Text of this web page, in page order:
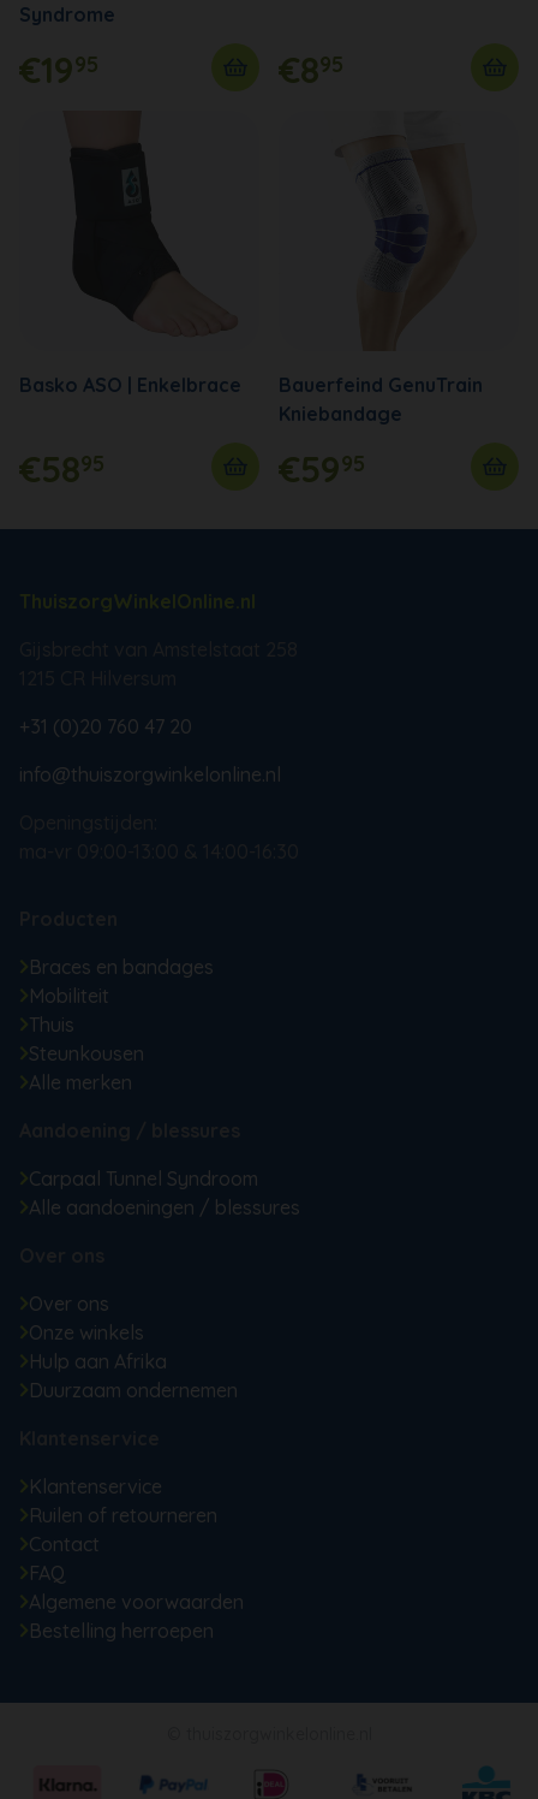
Syndrome
€1995 €895
Basko ASO | Enkelbrace
€5895
Bauerfeind GenuTrain
Kniebandage
€5995
+31 (0)20 760 47 20
info@thuiszorgwinkelonline.nl
Braces en bandages
Mobiliteit
Thuis
Steunkousen
Alle merken
Carpaal Tunnel Syndroom
Alle aandoeningen / blessures
Over ons
Onze winkels
Hulp aan Afrika
Duurzaam ondernemen
Klantenservice
Ruilen of retourneren
Contact
FAQ
Algemene voorwaarden
Bestelling herroepen